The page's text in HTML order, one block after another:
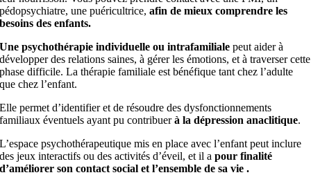
pédopsychiatre, une puéricultrice,afin de mieux comprendre les
besoins des enfants.
Une psychothérapie individuelle ou intrafamiliale peut aider à
développer des relations saines, à gérer les émotions, et à traverser cette
phase difficile. La thérapie familiale est bénéfique tant chez l’adulte
que chez l’enfant.
Elle permet d’identifier et de résoudre des dysfonctionnements
familiaux éventuels ayant pu contribuerà la dépression anaclitique.
L’espace psychothérapeutique mis en place avec l’enfant peut inclure
des jeux interactifs ou des activités d’éveil, et il a pour finalité
d’améliorer son contact social et l’ensemble de sa vie .